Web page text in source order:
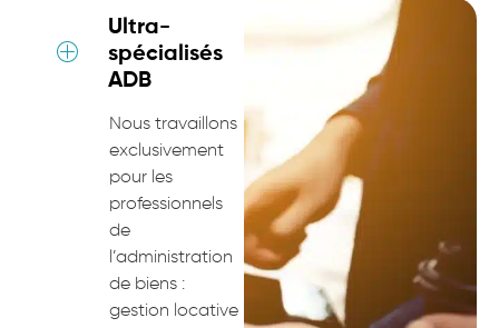
Ultra-
spécialisés
ADB
Nous travaillons
exclusivement
pour les
professionnels
de
l’administration
de biens :
gestion locative